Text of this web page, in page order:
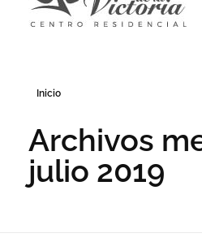
Inicio
Archivos
julio 2019